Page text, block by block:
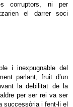
corruptors, ni per
el darrer soci
i inexpugnable del
parlant, fruit d’un
la debilitat de la
per ser rei va ser
successòria i fent-li el